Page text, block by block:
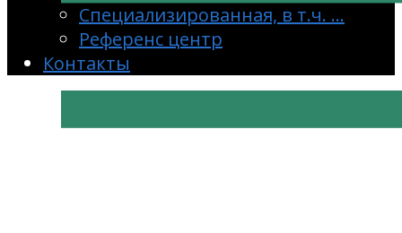
Специализированная, в т.ч. …
Референс центр
Контакты